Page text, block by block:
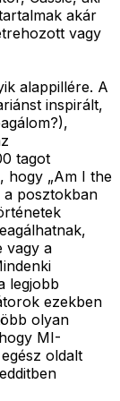
akár
vagy
alappillére. A
inspirált,
tagot
hogy „Am I the
a posztokban
vagy a
legjobb
ezekben
olyan
MI-
oldalt